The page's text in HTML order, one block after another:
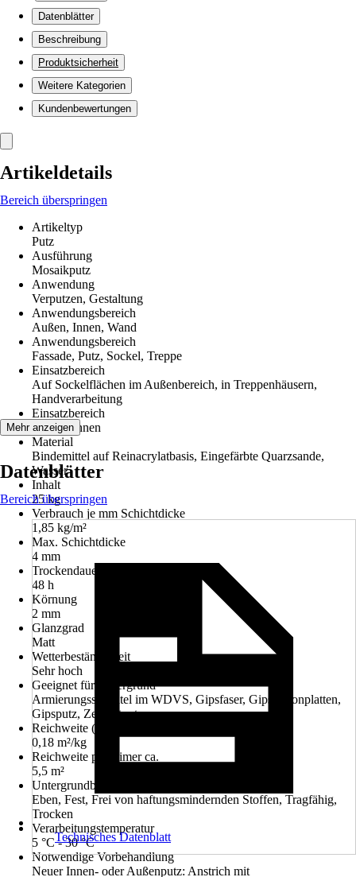
Datenblätter
Beschreibung
Produktsicherheit
Weitere Kategorien
Kundenbewertungen
Artikeldetails
Bereich überspringen
Artikeltyp
Putz
Ausführung
Mosaikputz
Anwendung
Verputzen, Gestaltung
Anwendungsbereich
Außen, Innen, Wand
Anwendungsbereich
Fassade, Putz, Sockel, Treppe
Einsatzbereich
Auf Sockelflächen im Außenbereich, in Treppenhäusern,
Handverarbeitung
Einsatzbereich
Außen, Innen
Material
Bindemittel auf Reinacrylatbasis, Eingefärbte Quarzsande,
Wasser
Inhalt
25 kg
Verbrauch je mm Schichtdicke
1,85 kg/m²
Max. Schichtdicke
4 mm
Trockendauer ca.
48 h
Körnung
2 mm
Glanzgrad
Matt
Wetterbeständigkeit
Sehr hoch
Geeignet für Untergrund
Armierungsspachtel im WDVS, Gipsfaser, Gipskartonplatten,
Gipsputz, Zementputze
Reichweite (ca.)
0,18 m²/kg
Reichweite pro Eimer ca.
5,5 m²
Untergrundbeschaffenheit
Eben, Fest, Frei von haftungsmindernden Stoffen, Tragfähig,
Trocken
Verarbeitungstemperatur
5 °C - 30 °C
Notwendige Vorbehandlung
Neuer Innen- oder Außenputz: Anstrich mit
Mehr anzeigen
Datenblätter
Bereich überspringen
Technisches Datenblatt